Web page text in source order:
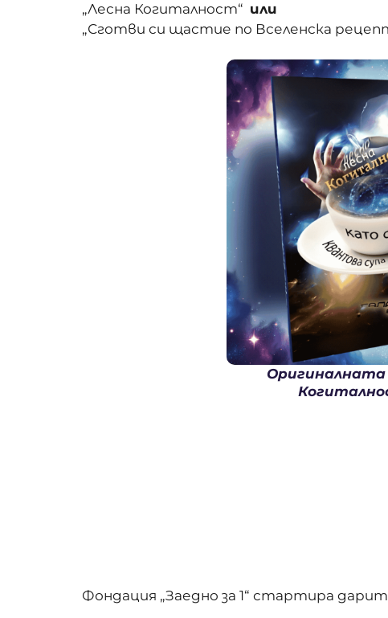
„Лесна Когиталност“ или
„Сготви си щастие по Вселенска
Оригиналната
Фондация „Заедно за 1“ стартира